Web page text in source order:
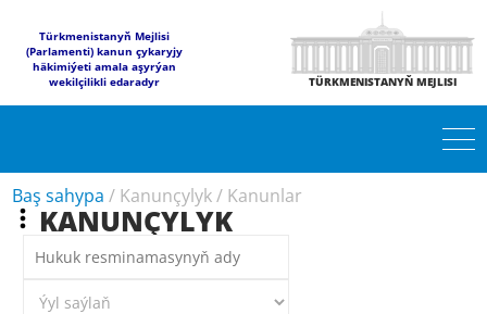
Türkmenistanyň Mejlisi
(Parlamenti) kanun çykaryjy
häkimiýeti amala aşyrýan
wekilçilikli edaradyr
TÜRKMENISTANYŇ MEJLISI
Baş sahypa / Kanunçylyk/ Kanunlar
KANUNÇYLYK